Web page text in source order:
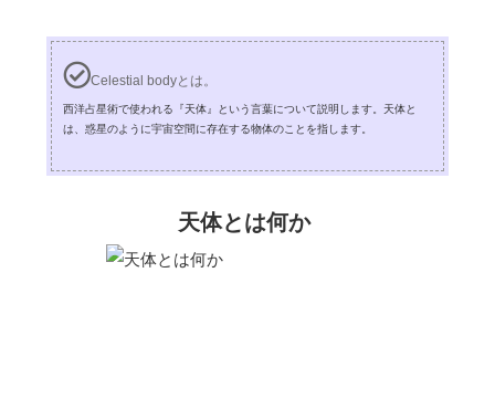
Celestial bodyとは。
西洋占星術で使われる『天体』という言葉について説明します。天体と
は、惑星のように宇宙空間に存在する物体のことを指します。
天体とは何か